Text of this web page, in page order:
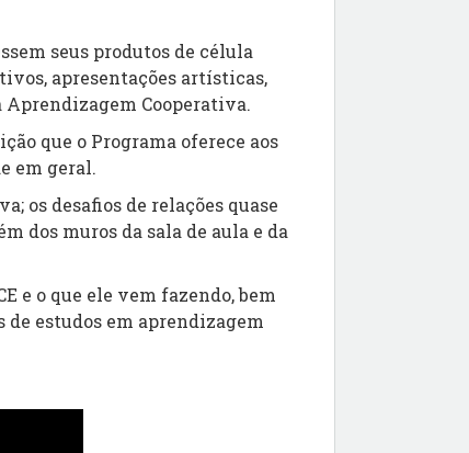
seus produtos de célula
apresentações artísticas,
Cooperativa.
que o Programa oferece aos
em geral.
os desafios de relações quase
dos muros da sala de aula e da
e o que ele vem fazendo, bem
estudos em aprendizagem